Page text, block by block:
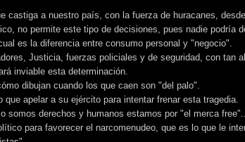
castiga a nuestro país, con la fuerza de huracanes,
no permite este tipo de decisiones, pues nadie podría
es la diferencia entre consumo personal y "negocio".
Justicia, fuerzas policiales y de seguridad, con tan
inviable esta determinación.
dibujan cuando los que caen son "del palo".
que apelar a su ejército para intentar frenar esta tragedia.
somos derechos y humanos estamos por "el merca
para favorecer el narcomenudeo, que es lo que le